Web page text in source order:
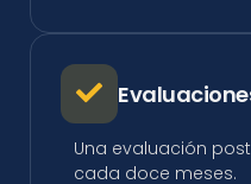
Una evaluación
cada doce meses.